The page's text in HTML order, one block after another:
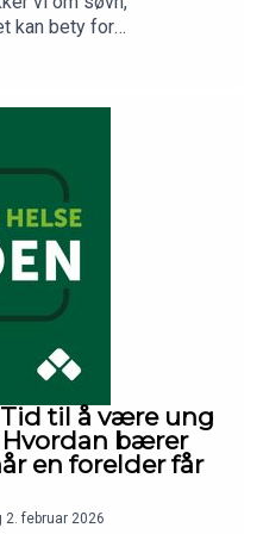
kan bety for
nærmere på
søvn og døgnrytmen i
dette påvirker helse og
har endret
70 det nye 50?
til å være ung
bærer
en forelder får
2. februar 2026